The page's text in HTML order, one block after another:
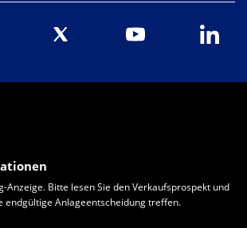
Anzeige. Bitte lesen Sie den Verkaufsprospekt und
endgültige Anlageentscheidung treffen.